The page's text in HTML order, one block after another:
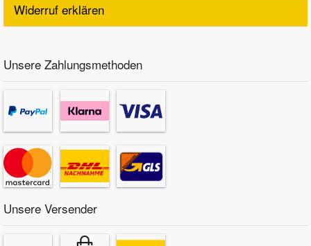
Widerruf erklären
Unsere Zahlungsmethoden
Unsere Versender